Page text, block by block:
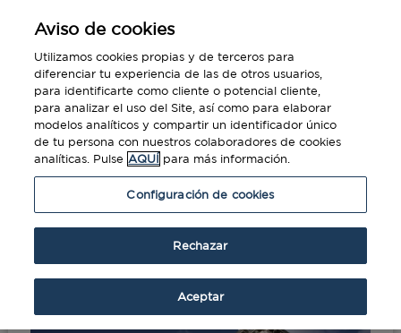
Portada»Unidos por la emoción
Unidos por la emoción
Aviso de cookies
Utilizamos cookies propias y de terceros para
diferenciar tu experiencia de las de otros usuarios,
para identificarte como cliente o potencial cliente,
para analizar el uso del Site, así como para elaborar
modelos analíticos y compartir un identificador único
de tu persona con nuestros colaboradores de cookies
analíticas. Pulse AQUÍ para más información.
Configuración de cookies
Rechazar
Aceptar